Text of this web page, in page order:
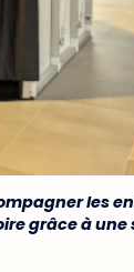
les
grâce à une